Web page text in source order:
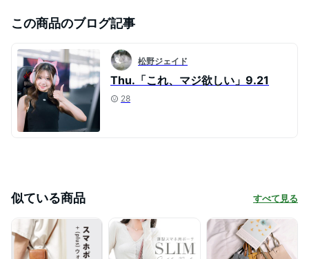
この商品のブログ記事
松野ジェイド
Thu.「これ、マジ欲しい」9.21
28
似ている商品 すべて見る